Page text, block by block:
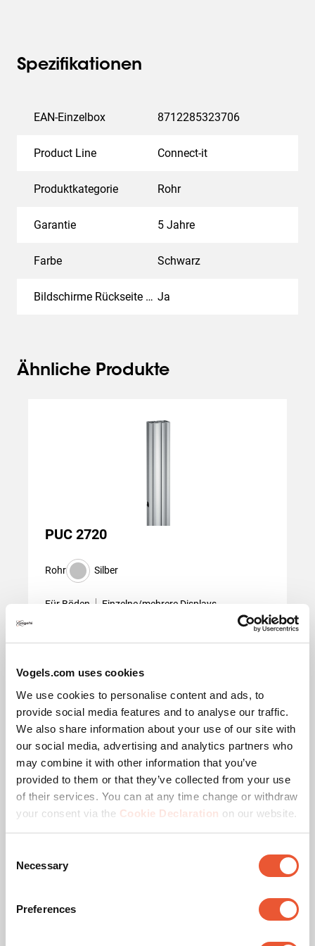
Vogels.com uses cookies
We use cookies to personalise content and ads, to
provide social media features and to analyse our traffic.
We also share information about your use of our site with
our social media, advertising and analytics partners who
may combine it with other information that you’ve
provided to them or that they’ve collected from your use
of their services. You can at any time change or withdraw
your consent via the Cookie Declaration on our website.
Selection
Necessary
Preferences
Spezifikationen
EAN-Einzelbox 8712285323706
Product Line Connect-it
Produktkategorie Rohr
Garantie 5 Jahre
Farbe Schwarz
Bildschirme Rückseite an Rückseite Ja
Ähnliche Produkte
PUC 2720
Rohr Silber
Für Böden Einzelne/mehrere Displays
Zertifizierungen